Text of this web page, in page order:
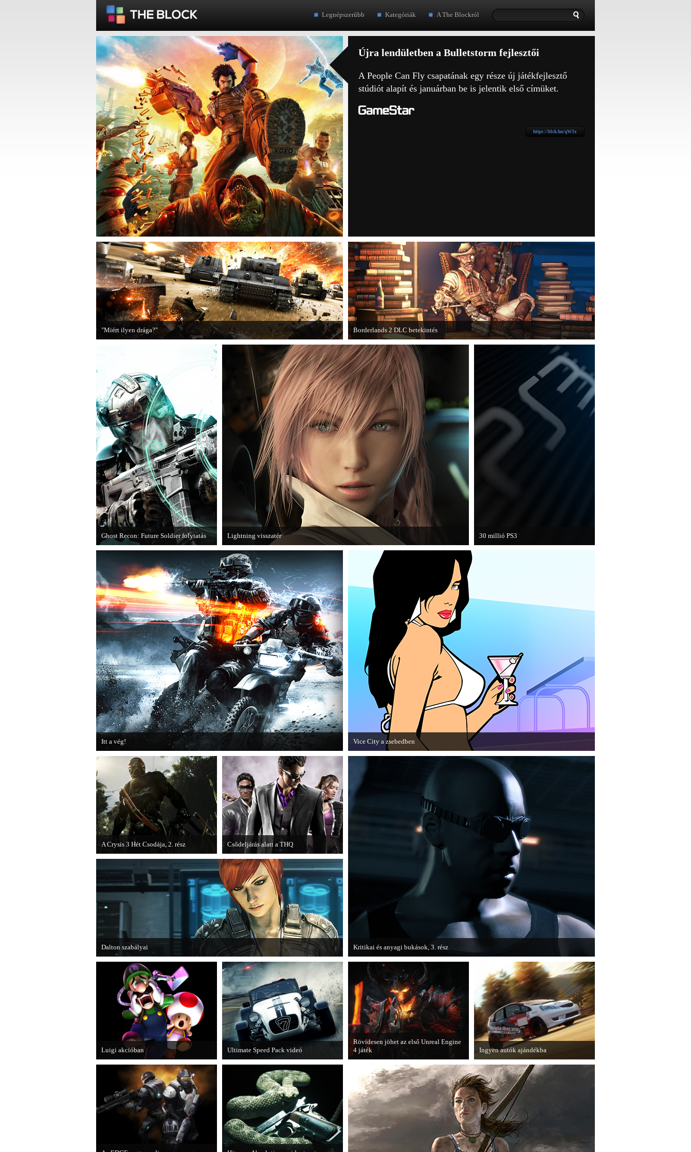
Legnépszerűbb Kategóriák A The Blockról
Újra lendületben a Bulletstorm fejlesztői
A People Can Fly csapatának egy része új játékfejlesztő
stúdiót alapít és januárban be is jelentik első címüket.
"Miért ilyen drága?"
A PC Guru utánajárt, miért kerülnek olyan sokba a AAA-kategóriás videojátékok.
Borderlands 2 DLC betekintés
2013. januárjában érkezik a a Sir Hammerlock's Big Game Hunt DLC a Borderlands 2
játékhoz.
Ghost Recon: Future Soldier folytatás
van a Ghost Recon: Future Soldier
következő epizódja.
Lightning visszatér
Megjött a Lightning Returns: Final Fantasy XIII című játék első hivatalos videója.
30 millió PS3
Itt a vég!
Hamarosan minden infó kiderül a Battlefield 3 utolsó, End Game kiegészítőjéről.
Vice City a zsebedben
A GTA: Vice City 10th Anniversary Editionről készített tesztet a PC Guru.
A Crysis 3 Hét Csodája, 2. rész
második része, amely a The Hunt címet
kapta.
Csődeljárás alatt a THQ
Egy újabb videojáték-kiadó került
csődeljárás alá, aki nem más, mint a
THQ.
Kritikai és anyagi bukások, 3. rész
A PC Guru "Kritikai és anyagi bukások" című cikksorozatának utolsó részét
olvashatjuk.
Dalton szabályai
Új videóval jelentkezik az Insomniac Games játéka, a Fuse.
Luigi akcióban
A Nintendo 3DS-re készülő Luigi's
Mansion: Dark Moon újabb képeken
mutatja meg magát.
Ultimate Speed Pack videó
Már elérhető a Need for Speed Most
Wanted első nagyobb kiegészítő
Rövidesen jöhet az első Unreal Engine
4 játék
A Zombie Studios készölő játéka az
Epic Games legújabb motorját, az
Unreal Engine 4-et fogja használni.
Ingyen autók ajándékba
A Forza Horizon készítői ingyenesen
letölthető autókkal kedveskednek a
játékosok számára.